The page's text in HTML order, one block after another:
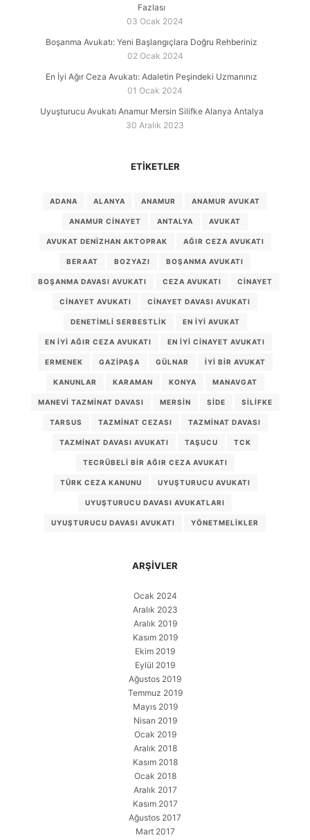
Fazlası
03 Ocak 2024
Boşanma Avukatı: Yeni Başlangıçlara Doğru Rehberiniz
02 Ocak 2024
En İyi Ağır Ceza Avukatı: Adaletin Peşindeki Uzmanınız
01 Ocak 2024
Uyuşturucu Avukatı Anamur Mersin Silifke Alanya Antalya
30 Aralık 2023
ETIKETLER
ADANA ALANYA ANAMUR ANAMUR AVUKAT
ANAMUR CINAYET ANTALYA AVUKAT
AVUKAT DENIZHAN AKTOPRAK AĞIR CEZA AVUKATI
BERAAT BOZYAZI BOŞANMA AVUKATI
BOŞANMA DAVASI AVUKATI CEZA AVUKATI CINAYET
CINAYET AVUKATI CINAYET DAVASI AVUKATI
DENETIMLI SERBESTLIK EN IYI AVUKAT
EN IYI AĞIR CEZA AVUKATI EN IYI CINAYET AVUKATI
ERMENEK GAZIPAŞA GÜLNAR IYI BIR AVUKAT
KANUNLAR KARAMAN KONYA MANAVGAT
MANEVI TAZMINAT DAVASI MERSIN SIDE SILIFKE
TARSUS TAZMINAT CEZASI TAZMINAT DAVASI
TAZMINAT DAVASI AVUKATI TAŞUCU TCK
TECRÜBELI BIR AĞIR CEZA AVUKATI
TÜRK CEZA KANUNU UYUŞTURUCU AVUKATI
UYUŞTURUCU DAVASI AVUKATLARI
UYUŞTURUCU DAVASI AVUKATI YÖNETMELIKLER
ARŞIVLER
Ocak 2024
Aralık 2023
Aralık 2019
Kasım 2019
Ekim 2019
Eylül 2019
Ağustos 2019
Temmuz 2019
Mayıs 2019
Nisan 2019
Ocak 2019
Aralık 2018
Kasım 2018
Ocak 2018
Aralık 2017
Kasım 2017
Ağustos 2017
Mart 2017